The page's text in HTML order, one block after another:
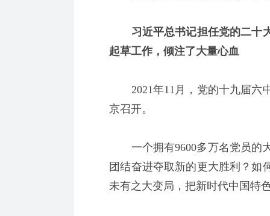
习近平总书记担任党的二十大
起草工作，倾注了大量心血
2021年11月，党的十九届六
京召开。
一个拥有9600多万名党员的
团结奋进夺取新的更大胜利？如
未有之大变局，把新时代中国特